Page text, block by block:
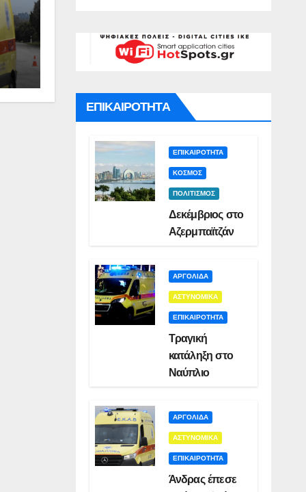
της
ΕΠΙΚΑΙΡΟΤΗΤΑ
ΕΠΙΚΑΙΡΟΤΗΤΑ
ΚΟΣΜΟΣ
ΠΟΛΙΤΙΣΜΟΣ
Δεκέμβριος στο
Αζερμπαϊτζάν
ΑΡΓΟΛΙΔΑ
ΑΣΤΥΝΟΜΙΚΑ
ΕΠΙΚΑΙΡΟΤΗΤΑ
Τραγική
κατάληξη στο
Ναύπλιο
ΑΡΓΟΛΙΔΑ
ΑΣΤΥΝΟΜΙΚΑ
ΕΠΙΚΑΙΡΟΤΗΤΑ
Άνδρας έπεσε